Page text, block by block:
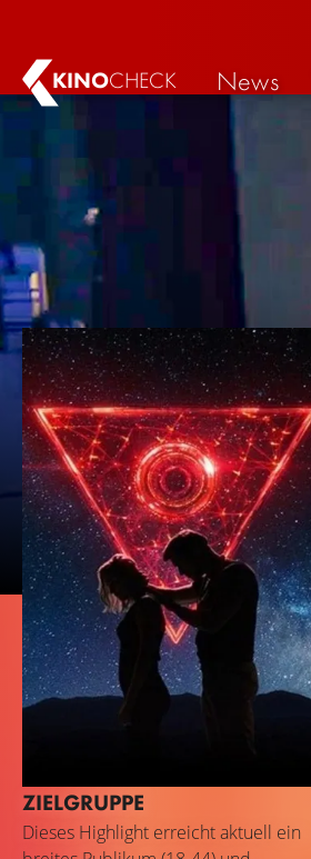
KINOCHECK News
ZIELGRUPPE
Dieses Highlight erreicht aktuell ein